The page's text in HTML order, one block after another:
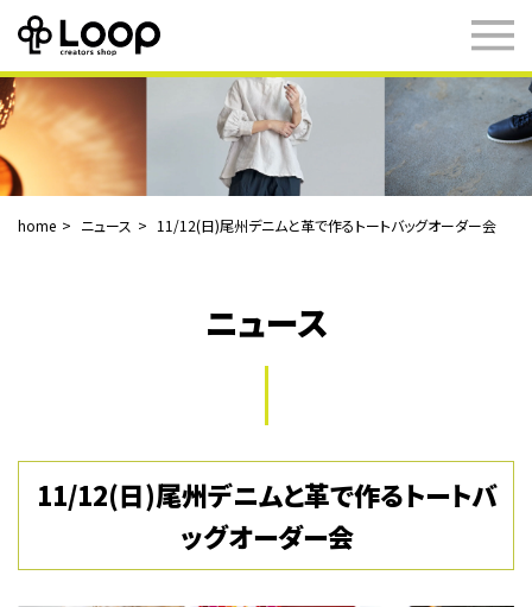
home ニュース 11/12(日)尾州デニムと革で作るトートバッグオーダー会
ニュース
11/12(日)尾州デニムと革で作るトートバ
ッグオーダー会